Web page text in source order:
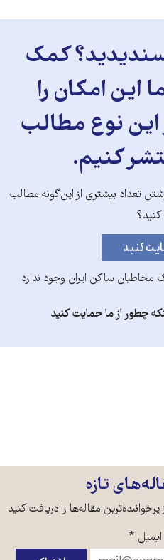
کمک
این امکان را
این نوع مطالب
کنیم.
تعداد بیشتری از این‌گونه مطالب
کنید؟
ساکن ایران وجود ندارد
چطور از ما حمایت کنید
تازه
مقاله‌ها را دریافت کنید
*